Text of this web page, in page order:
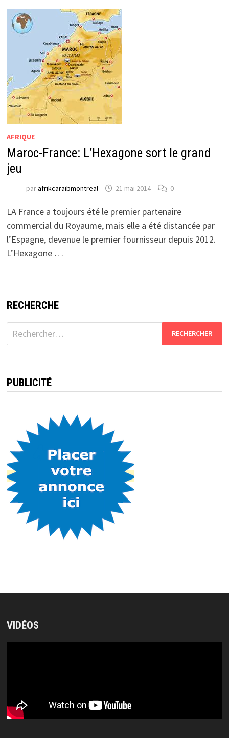
AFRIQUE
Maroc-France: L’Hexagone sort le grand
jeu
parafrikcaraibmontreal 21 mai 2014 0
LA France a toujours été le premier partenaire
commercial du Royaume, mais elle a été distancée par
l’Espagne, devenue le premier fournisseur depuis 2012.
L’Hexagone …
RECHERCHE
Rechercher :
PUBLICITÉ
VIDÉOS